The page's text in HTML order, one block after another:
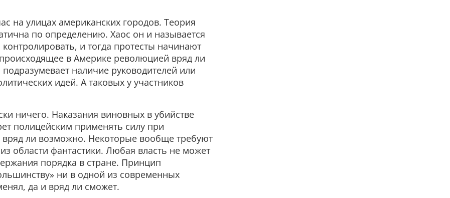
на улицах американских городов. Теория
по определению. Хаос он и называется
и тогда протесты начинают
в Америке революцией вряд ли
наличие руководителей или
идей. А таковых у участников
ничего. Наказания виновных в убийстве
полицейским применять силу при
ли возможно. Некоторые вообще требуют
области фантастики. Любая власть не может
порядка в стране. Принцип
ни в одной из современных
да и вряд ли сможет.